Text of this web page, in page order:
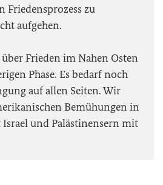
zu
aufgehen.
Frieden im Nahen Osten
Phase. Es bedarf noch
auf allen Seiten. Wir
Bemühungen in
und Palästinensern mit